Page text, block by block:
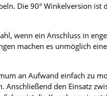
Die 90° Winkelversion ist
wenn ein Anschluss in
machen es unmöglich
an Aufwand einfach zu
Anschließend den Einsatz